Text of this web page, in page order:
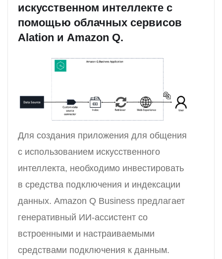
искусственном интеллекте с
помощью облачных сервисов
Alation и Amazon Q.
Для создания приложения для общения
с использованием искусственного
интеллекта, необходимо инвестировать
в средства подключения и индексации
данных. Amazon Q Business предлагает
генеративный ИИ-ассистент со
встроенными и настраиваемыми
средствами подключения к данным.